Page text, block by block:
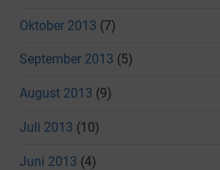
Oktober 2013 (7)
September 2013 (5)
August 2013 (9)
Juli 2013 (10)
Juni 2013 (4)